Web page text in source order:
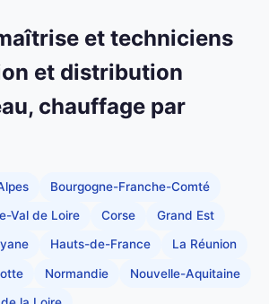
et techniciens
et distribution
chauffage par
Bourgogne-Franche-Comté
Val de Loire Corse Grand Est
Hauts-de-France La Réunion
Normandie Nouvelle-Aquitaine